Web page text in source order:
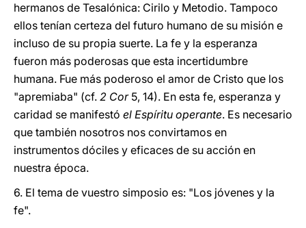
hermanos de Tesalónica: Cirilo y Metodio. Tampoco
ellos tenían certeza del futuro humano de su misión e
incluso de su propia suerte. La fe y la esperanza
fueron más poderosas que esta incertidumbre
humana. Fue más poderoso el amor de Cristo que los
"apremiaba" (cf. 2 Cor5, 14). En esta fe, esperanza y
caridad se manifestó el Espíritu operante. Es necesario
que también nosotros nos convirtamos en
instrumentos dóciles y eficaces de su acción en
nuestra época.
6. El tema de vuestro simposio es: "Los jóvenes y la
fe".